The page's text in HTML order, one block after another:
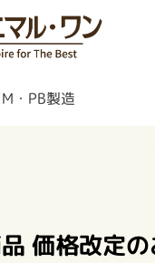
・PB製造
価格改定